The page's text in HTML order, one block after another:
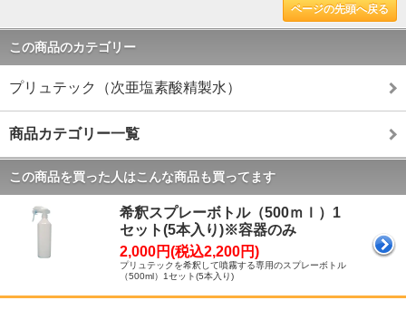
ページの先頭へ戻る
この商品のカテゴリー
プリュテック（次亜塩素酸精製水）
商品カテゴリー一覧
この商品を買った人はこんな商品も買ってます
希釈スプレーボトル（500ｍｌ）1
セット(5本入り)※容器のみ
2,000円(税込2,200円)
プリュテックを希釈して噴霧する専用のスプレーボトル
（500ml）1セット(5本入り)